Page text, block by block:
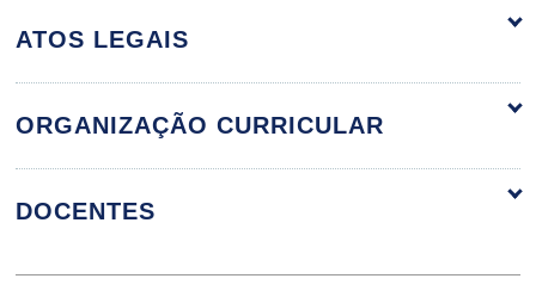
ATOS LEGAIS
ORGANIZAÇÃO CURRICULAR
DOCENTES